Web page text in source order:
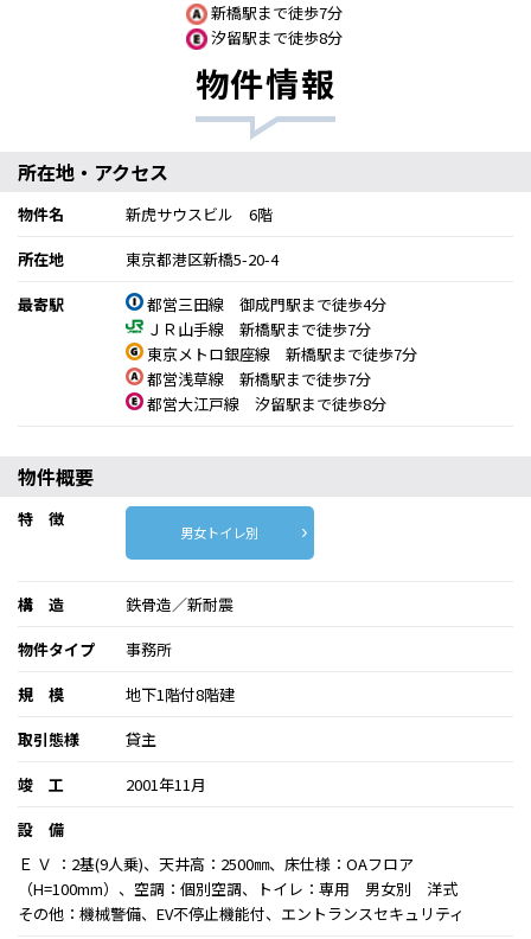
新橋駅まで徒歩7分
汐留駅まで徒歩8分
物件情報
所在地・アクセス
物件名
新虎サウスビル 6階
所在地
東京都港区新橋5-20-4
最寄駅
都営三田線 御成門駅まで徒歩4分
ＪＲ山手線 新橋駅まで徒歩7分
東京メトロ銀座線 新橋駅まで徒歩7分
都営浅草線 新橋駅まで徒歩7分
都営大江戸線 汐留駅まで徒歩8分
物件概要
特 徴
男女トイレ別
構 造
鉄骨造／新耐震
物件タイプ
事務所
規 模
地下1階付8階建
取引態様
貸主
竣 工
2001年11月
設 備
Ｅ Ｖ ：2基(9人乗)、天井高：2500㎜、床仕様：OAフロア
（H=100mm）、空調：個別空調、トイレ：専用 男女別 洋式
その他：機械警備、EV不停止機能付、エントランスセキュリティ